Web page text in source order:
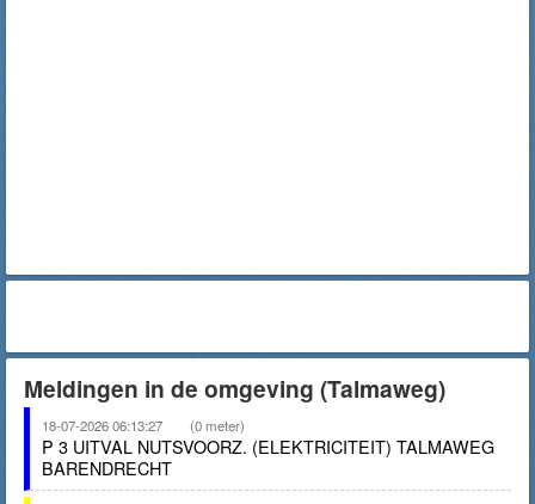
Meldingen in de omgeving (Talmaweg)
18-07-2026 06:13:27 (0 meter)
P 3 UITVAL NUTSVOORZ. (ELEKTRICITEIT) TALMAWEG
BARENDRECHT